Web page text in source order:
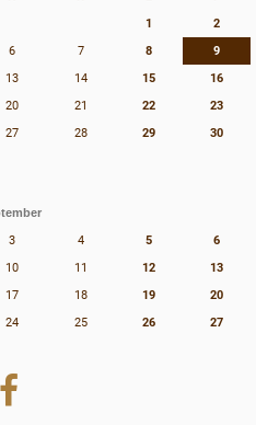
1
2
6 7 8
9
13 14 15
16
20 21 22
23
27 28 29
30
3 4 5
6
10 11 12
13
17 18 19
20
24 25 26
27